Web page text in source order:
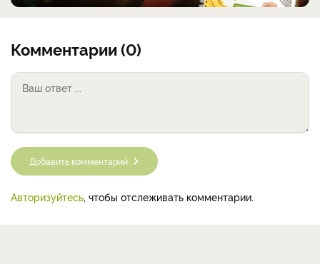
Комментарии (0)
Добавить комментарий
Авторизуйтесь, чтобы отслеживать комментарии.